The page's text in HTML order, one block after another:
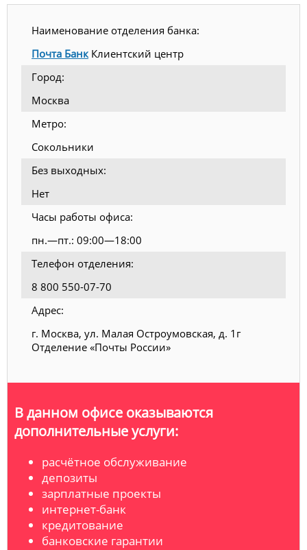
Наименование отделения банка:
Почта БанкКлиентский центр
Город:
Москва
Метро:
Сокольники
Без выходных:
Нет
Часы работы офиса:
пн.—пт.: 09:00—18:00
Телефон отделения:
8 800 550-07-70
Адрес:
г. Москва, ул. Малая Остроумовская, д. 1г
Отделение «Почты России»
В данном офисе оказываются
дополнительные услуги:
расчётное обслуживание
депозиты
зарплатные проекты
интернет-банк
кредитование
банковские гарантии